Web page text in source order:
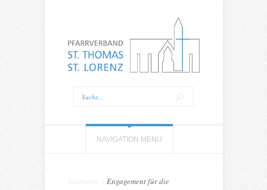
NAVIGATION MENU
Startseite
Engagement für die